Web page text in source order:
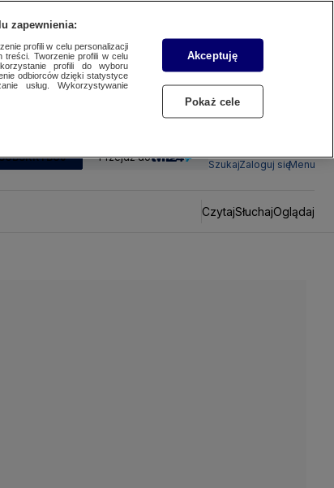
Przejdź do
SzukajZaloguj sięMenu
CzytajSłuchajOglądaj
zapewnienia:
profili w celu personalizacji
treści. Tworzenie profili w celu
profili do wyboru
odbiorców dzięki statystyce
usług. Wykorzystywanie
Akceptuję
Pokaż cele